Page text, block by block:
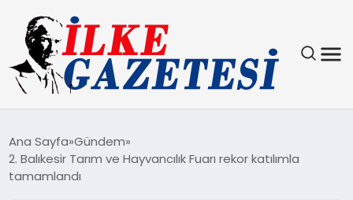
TEKNOLOJI
Ana Sayfa Gündem
2. Balıkesir Tarım ve Hayvancılık Fuarı rekor katılımla
tamamlandı